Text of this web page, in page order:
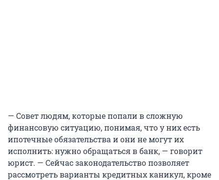
— Совет людям, которые попали в сложную
финансовую ситуацию, понимая, что у них есть
ипотечные обязательства и они не могут их
исполнить: нужно обращаться в банк, — говорит
юрист. — Сейчас законодательство позволяет
рассмотреть варианты кредитных каникул, кроме